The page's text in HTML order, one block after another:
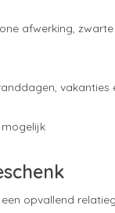
afwerking,
opvallend